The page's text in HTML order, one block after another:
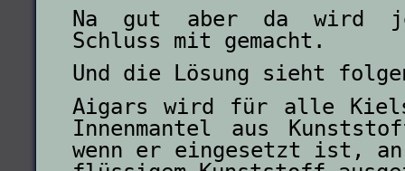
Na gut aber da wird
Schluss mit gemacht.
Und die Lösung sieht
Aigars wird für alle
Innenmantel aus
wenn er eingesetzt ist,